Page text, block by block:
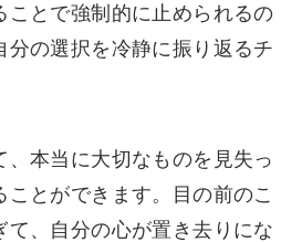
ことで強制的に止められるの
分の選択を冷静に振り返るチ
、本当に大切なものを見失っ
とができます。目の前のこ
て、自分の心が置き去りにな